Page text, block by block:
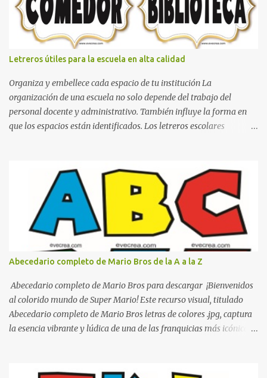
Letreros útiles para la escuela en alta calidad
Organiza y embellece cada espacio de tu institución La
organización de una escuela no solo depende del trabajo del
personal docente y administrativo. También influye la forma en
que los espacios están identificados. Los letreros escolares
decorativo que hace que la institución luzca más ordenada,
moderna y acogedora. Pensando en esta necesidad, he diseñado
una colección de letreros útiles para la escuela con un estilo
elegante, fácil de leer y listo para imprimir en alta calidad. Su
diseño busca combinar funcionalidad y estética, logrando que
cualquier institución educativa proyecte una imagen más
organizada y profesional. ¿Por qué son importantes los letreros
escolares? En una escuela conviven diariamente cientos de
personas. Para quienes visitan la institución por primera vez,
encontrar la biblioteca, la dirección o un aula específica puede
resultar c...
Abecedario completo de Mario Bros de la A a la Z
Abecedario completo de Mario Bros para descargar ¡Bienvenidos
al colorido mundo de Super Mario! Este recurso visual, titulado
Abecedario completo de Mario Bros letras de colores .jpg, captura
la esencia vibrante y lúdica de una de las franquicias más icónicas
tipografía clásica y robusta que los fans han reconocido por